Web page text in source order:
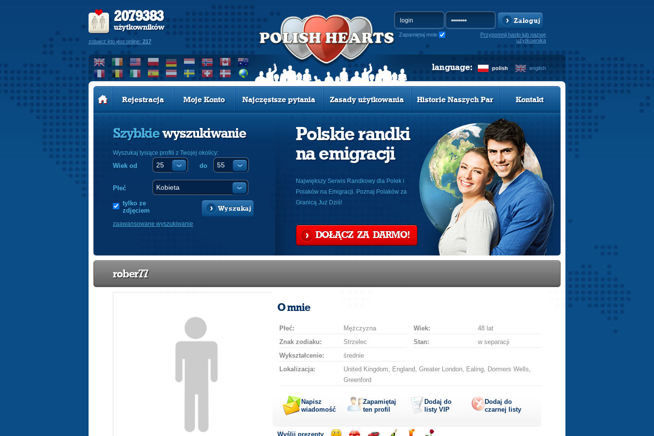
2079383
użytkowników
zobacz kto jest online: 217
Zaloguj
Zapamiętaj mnie
Przypomnij hasło lub nazwę
użytkownika
polish english
language:
Rejestracja Moje Konto Najczęstsze pytania Zasady użytkowania Historie Naszych Par Kontakt
Szybkiewyszukiwanie
Wyszukaj tysiące profili z Twojej okolicy:
Wiek od do
Płeć
tylko ze
zdjęciem
Wyszukaj
zaawansowane wyszukiwanie
Polskie randki
na emigracji
Największy Serwis Randkowy dla Polek i
Polaków na Emigracji. Poznaj Polaków za
Granicą Już Dziś!
DOŁĄCZ ZA DARMO!
rober77
O mnie
Płeć: Mężczyzna Wiek:
48 lat
Znak zodiaku:
Strzelec Stan:
w separacji
Wykształcenie:
średnie
Lokalizacja:
United Kingdom, England, Greater London, Ealing, Dormers Wells,
Greenford
Napisz
wiadomość
Zapamiętaj
ten profil
Dodaj do
listy VIP
Dodaj do
czarnej listy
Wyślij prezenty